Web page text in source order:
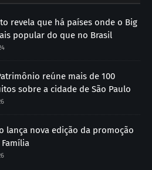
revela que há países onde o Big
popular do que no Brasil
reúne mais de 100
sobre a cidade de São Paulo
lança nova edição da promoção